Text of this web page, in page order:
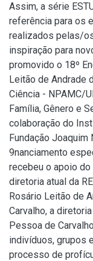
Assim, a série
referência para os
realizados pelas/
inspiração para
promovido o 18º
Leitão de Andrade
Ciência - NPAMC/
Família, Gênero e
colaboração do
Fundação Joaquim
9nanciamento
recebeu o apoio do
diretoria atual da
Rosário Leitão de
Carvalho, a
Pessoa de
indivíduos, grupos
processo de